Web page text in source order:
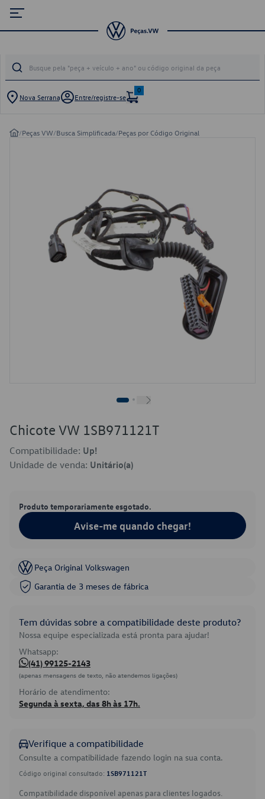
Nova Serrana Entre/registre-se
0
/Peças VW/Busca Simplificada/Peças por Código Original
Chicote VW 1SB971121T
Compatibilidade: Up!
Unidade de venda: Unitário(a)
Produto temporariamente esgotado.
Avise-me quando chegar!
Peça Original Volkswagen
Garantia de 3 meses de fábrica
Tem dúvidas sobre a compatibilidade deste produto?
Nossa equipe especializada está pronta para ajudar!
Whatsapp:
(41) 99125-2143
(apenas mensagens de texto, não atendemos ligações)
Horário de atendimento:
Segunda à sexta, das 8h às 17h.
Verifique a compatibilidade
Consulte a compatibilidade fazendo login na sua conta.
Código original consultado: 1SB971121T
Compatibilidade disponível apenas para clientes logados.